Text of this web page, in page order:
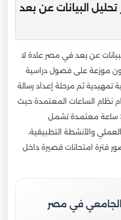
البيانات عن بعد
عن بعد في مصر عادة لا
موزعة على فصول دراسية
ثم مرحلة إعداد رسالة
نظام الساعات المعتمدة حيث
يشترط إتمام حوالي 30 إلى 36 ساعة معتمدة تشمل
والأنشطة التطبيقية،
فترة امتحانات قصيرة داخل
الجامعي في مصر